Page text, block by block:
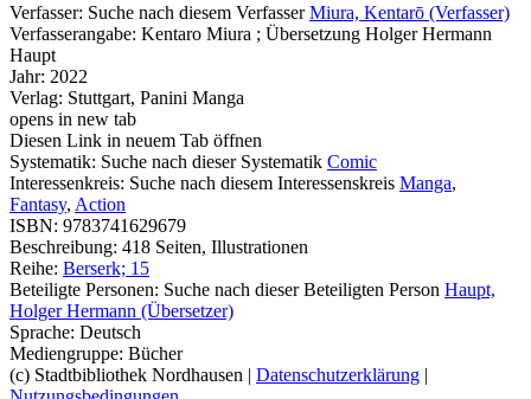
Verfasser: Suche nach diesem Verfasser Miura, Kentarō (Verfasser)
Verfasserangabe: Kentaro Miura ; Übersetzung Holger Hermann
Haupt
Jahr: 2022
Verlag: Stuttgart, Panini Manga
opens in new tab
Diesen Link in neuem Tab öffnen
Systematik: Suche nach dieser Systematik Comic
Interessenkreis: Suche nach diesem Interessenskreis Manga,
Fantasy, Action
ISBN: 9783741629679
Beschreibung: 418 Seiten, Illustrationen
Reihe: Berserk; 15
Beteiligte Personen: Suche nach dieser Beteiligten Person Haupt,
Holger Hermann (Übersetzer)
Sprache: Deutsch
Mediengruppe: Bücher
(c) Stadtbibliothek Nordhausen | Datenschutzerklärung |